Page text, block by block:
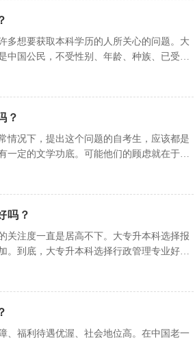
多想要获取本科学历的人所关心的问题。大
中国公民，不受性别、年龄、种族、已受学
醒考生的是，必须在毕业前交验国家承认的
？
情况下，提出这个问题的自考生，应该都是
一定的文学功底。可能他们的顾虑就在于不
文，广东自考网就将从汉语言文学的就业前
吗？
关注度一直是居高不下。大专升本科选择报
。到底，大专升本科选择行政管理专业好不
行政管理专业那些你所关注、想知道的事。
、福利待遇优渥、社会地位高。在中国老一